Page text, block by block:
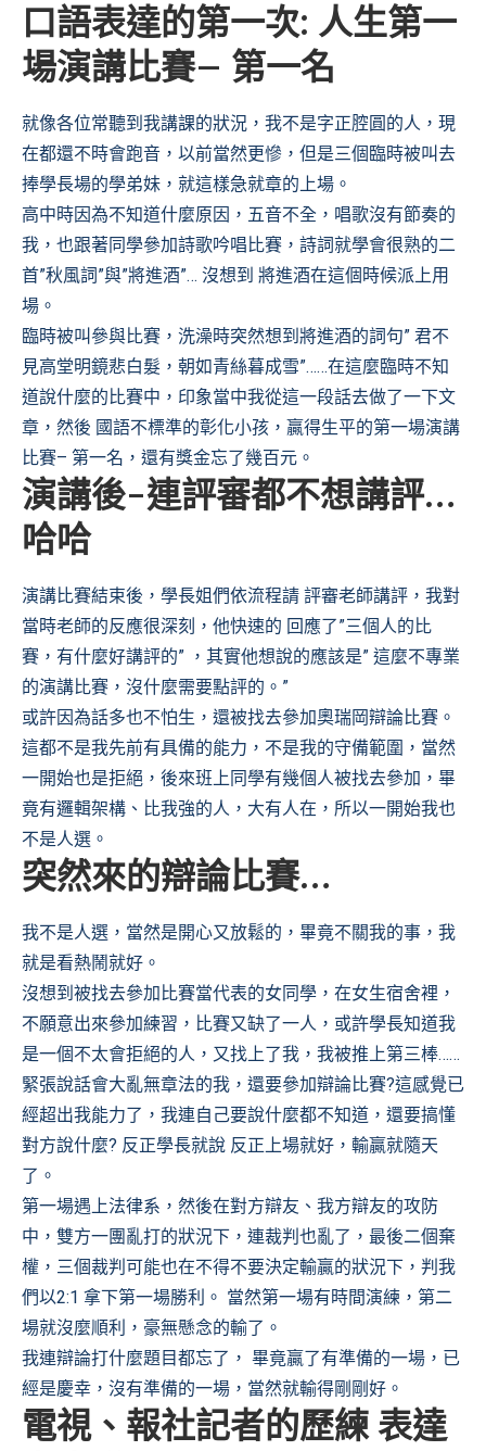
口語表達的第一次: 人生第一
場演講比賽– 第一名
就像各位常聽到我講課的狀況，我不是字正腔圓的人，現
在都還不時會跑音，以前當然更慘，但是三個臨時被叫去
捧學長場的學弟妹，就這樣急就章的上場。
高中時因為不知道什麼原因，五音不全，唱歌沒有節奏的
我，也跟著同學參加詩歌吟唱比賽，詩詞就學會很熟的二
首”秋風詞”與”將進酒”… 沒想到 將進酒在這個時候派上用
場。
臨時被叫參與比賽，洗澡時突然想到將進酒的詞句” 君不
見高堂明鏡悲白髮，朝如青絲暮成雪”……在這麼臨時不知
道說什麼的比賽中，印象當中我從這一段話去做了一下文
章，然後 國語不標準的彰化小孩，贏得生平的第一場演講
比賽– 第一名，還有獎金忘了幾百元。
演講後-連評審都不想講評…
哈哈
演講比賽結束後，學長姐們依流程請 評審老師講評，我對
當時老師的反應很深刻，他快速的 回應了”三個人的比
賽，有什麼好講評的” ，其實他想說的應該是” 這麼不專業
的演講比賽，沒什麼需要點評的。”
或許因為話多也不怕生，還被找去參加奧瑞岡辯論比賽。
這都不是我先前有具備的能力，不是我的守備範圍，當然
一開始也是拒絕，後來班上同學有幾個人被找去參加，畢
竟有邏輯架構、比我強的人，大有人在，所以一開始我也
不是人選。
突然來的辯論比賽…
我不是人選，當然是開心又放鬆的，畢竟不關我的事，我
就是看熱鬧就好。
沒想到被找去參加比賽當代表的女同學，在女生宿舍裡，
不願意出來參加練習，比賽又缺了一人，或許學長知道我
是一個不太會拒絕的人，又找上了我，我被推上第三棒……
緊張說話會大亂無章法的我，還要參加辯論比賽?這感覺已
經超出我能力了，我連自己要說什麼都不知道，還要搞懂
對方說什麼? 反正學長就說 反正上場就好，輸贏就隨天
了。
第一場遇上法律系，然後在對方辯友、我方辯友的攻防
中，雙方一團亂打的狀況下，連裁判也亂了，最後二個棄
權，三個裁判可能也在不得不要決定輸贏的狀況下，判我
們以2:1 拿下第一場勝利。 當然第一場有時間演練，第二
場就沒麼順利，豪無懸念的輸了。
我連辯論打什麼題目都忘了， 畢竟贏了有準備的一場，已
經是慶幸，沒有準備的一場，當然就輸得剛剛好。
電視、報社記者的歷練 表達